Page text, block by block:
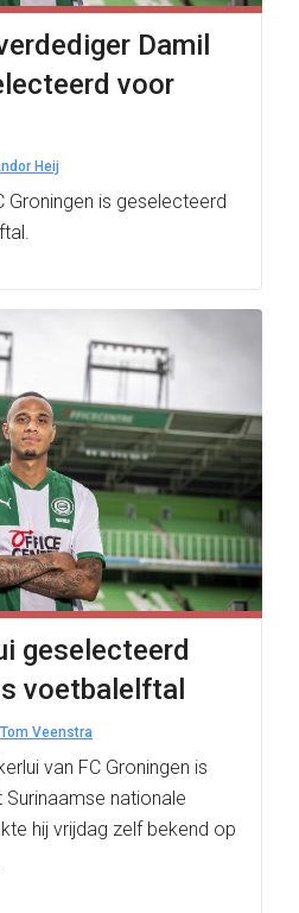
Damil
voor
Heij
Groningen is geselecteerd
geselecteerd
voetbalelftal
Tom Veenstra
van FC Groningen is
nationale
hij vrijdag zelf bekend op